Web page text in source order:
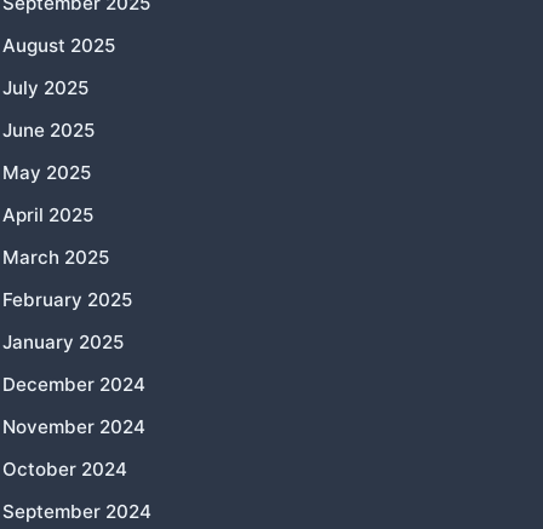
August 2025
July 2025
June 2025
May 2025
April 2025
March 2025
February 2025
January 2025
December 2024
November 2024
October 2024
September 2024